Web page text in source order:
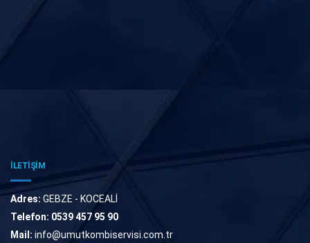
İLETİŞİM
Adres: GEBZE - KOCEALİ
Telefon: 0539 457 95 90
Mail: info@umutkombiservisi.com.tr